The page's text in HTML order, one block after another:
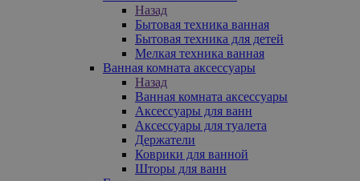
Назад
Бытовая техника ванная
Бытовая техника для детей
Мелкая техника ванная
Ванная комната аксессуары
Назад
Ванная комната аксессуары
Аксессуары для ванн
Аксессуары для туалета
Держатели
Коврики для ванной
Шторы для ванн